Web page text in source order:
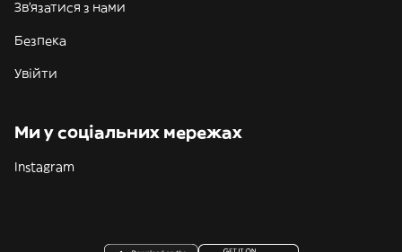
Зв'язатися з нами
Безпека
Увійти
Ми у соціальних мережах
Instagram